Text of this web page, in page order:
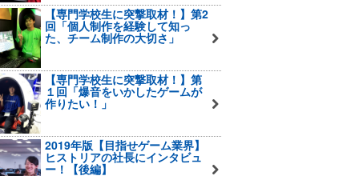
【専門学校生に突撃取材！】第2
回「個人制作を経験して知っ
た、チーム制作の大切さ」
【専門学校生に突撃取材！】第
１回「爆音をいかしたゲームが
作りたい！」
2019年版【目指せゲーム業界】
ヒストリアの社長にインタビュ
ー！【後編】